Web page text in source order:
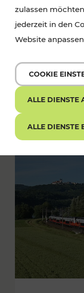
zulassen
jederzeit in den
Website
COOKIE
ALLE DIENSTE
ALLE DIENSTE